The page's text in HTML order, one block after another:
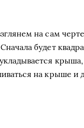
на сам
будет
на крыше и